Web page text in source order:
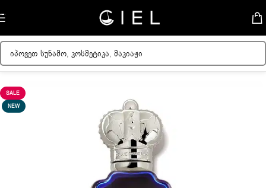
Skip to navigation
მთავარი/ქალის სუნამოები
SALE
NEW